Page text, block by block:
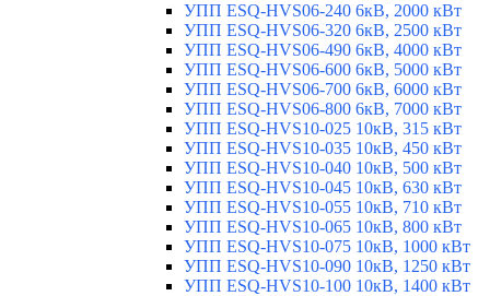
УПП ESQ-HVS06-240 6кВ, 2000 кВт
УПП ESQ-HVS06-320 6кВ, 2500 кВт
УПП ESQ-HVS06-490 6кВ, 4000 кВт
УПП ESQ-HVS06-600 6кВ, 5000 кВт
УПП ESQ-HVS06-700 6кВ, 6000 кВт
УПП ESQ-HVS06-800 6кВ, 7000 кВт
УПП ESQ-HVS10-025 10кВ, 315 кВт
УПП ESQ-HVS10-035 10кВ, 450 кВт
УПП ESQ-HVS10-040 10кВ, 500 кВт
УПП ESQ-HVS10-045 10кВ, 630 кВт
УПП ESQ-HVS10-055 10кВ, 710 кВт
УПП ESQ-HVS10-065 10кВ, 800 кВт
УПП ESQ-HVS10-075 10кВ, 1000 кВт
УПП ESQ-HVS10-090 10кВ, 1250 кВт
УПП ESQ-HVS10-100 10кВ, 1400 кВт